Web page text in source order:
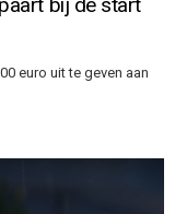
bij de start
euro uit te geven aan